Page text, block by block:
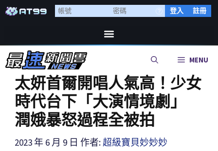
登入 註冊
MENU
太妍首爾開唱人氣高！少女
時代台下「大演情境劇」
潤娥暴怒過程全被拍
2023 年 6 月 9 日 作者: 超級寶貝妙妙妙